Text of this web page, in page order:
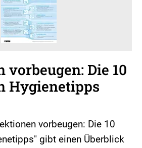
Die 10
Hygienetipps
vorbeugen: Die 10
gibt einen Überblick